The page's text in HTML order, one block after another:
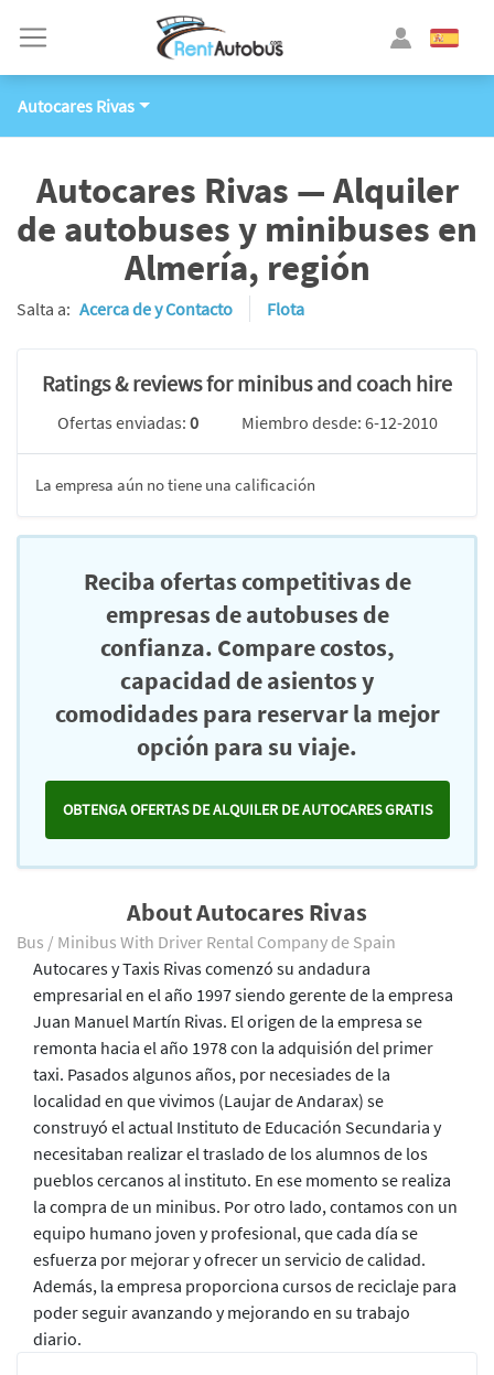
Autocares Rivas
Autocares Rivas — Alquiler
de autobuses y minibuses en
Almería, región
Salta a: Acerca de y Contacto Flota
Ratings & reviews for minibus and coach hire
Ofertas enviadas: 0 Miembro desde: 6-12-2010
La empresa aún no tiene una calificación
Reciba ofertas competitivas de
empresas de autobuses de
confianza. Compare costos,
capacidad de asientos y
comodidades para reservar la mejor
opción para su viaje.
OBTENGA OFERTAS DE ALQUILER DE AUTOCARES GRATIS
About Autocares Rivas
Bus / Minibus With Driver Rental Company de Spain
Autocares y Taxis Rivas comenzó su andadura
empresarial en el año 1997 siendo gerente de la empresa
Juan Manuel Martín Rivas. El origen de la empresa se
remonta hacia el año 1978 con la adquisión del primer
taxi. Pasados algunos años, por necesiades de la
localidad en que vivimos (Laujar de Andarax) se
construyó el actual Instituto de Educación Secundaria y
necesitaban realizar el traslado de los alumnos de los
pueblos cercanos al instituto. En ese momento se realiza
la compra de un minibus. Por otro lado, contamos con un
equipo humano joven y profesional, que cada día se
esfuerza por mejorar y ofrecer un servicio de calidad.
Además, la empresa proporciona cursos de reciclaje para
poder seguir avanzando y mejorando en su trabajo
diario.